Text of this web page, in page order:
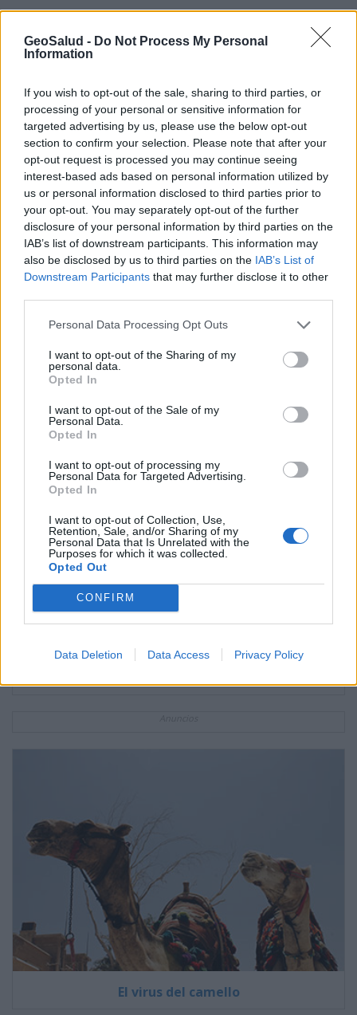
GeoSalud - Do Not Process My Personal
Information
If you wish to opt-out of the sale, sharing to third parties, or
processing of your personal or sensitive information for
targeted advertising by us, please use the below opt-out
section to confirm your selection. Please note that after your
opt-out request is processed you may continue seeing
interest-based ads based on personal information utilized by
us or personal information disclosed to third parties prior to
your opt-out. You may separately opt-out of the further
disclosure of your personal information by third parties on the
IAB’s list of downstream participants. This information may
also be disclosed by us to third parties on the IAB’s List of
Downstream Participants that may further disclose it to other
Personal Data Processing Opt Outs
I want to opt-out of the Sharing of my
personal data.
Opted In
I want to opt-out of the Sale of my
Personal Data.
Opted In
I want to opt-out of processing my
Personal Data for Targeted Advertising.
Opted In
I want to opt-out of Collection, Use,
Retention, Sale, and/or Sharing of my
Personal Data that Is Unrelated with the
Purposes for which it was collected.
Opted Out
CONFIRM
Data Deletion Data Access Privacy Policy
â€‹Actualizado: 4 de Octubre, 2018
Cómo se contagian los hombres del virus del
papiloma?
El virus del camello